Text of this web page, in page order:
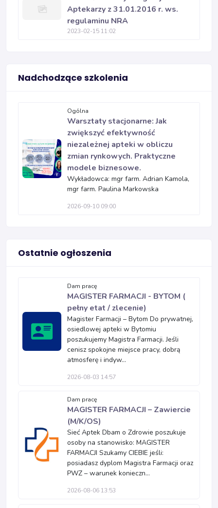
Aptekarzy z 31.01.2016 r. ws.
regulaminu NRA
2023-02-15 11:02
Nadchodzące szkolenia
Ogólna
Warsztaty stacjonarne: Jak
zwiększyć efektywność
niezależnej apteki w obliczu
zmian rynkowych. Praktyczne
modele biznesowe.
Wykładowca: mgr farm. Adrian Kamola,
mgr farm. Paulina Markowska
2026-09-10 09:00
Ostatnie ogłoszenia
Dam pracę
MAGISTER FARMACJI - BYTOM (
pełny etat / zlecenie)
Magister Farmacji – Bytom Do prywatnej,
osiedlowej apteki w Bytomiu
poszukujemy Magistra Farmacji. Jeśli
cenisz spokojne miejsce pracy, dobrą
atmosferę i indyw...
2026-08-03 14:57
Dam pracę
MAGISTER FARMACJI – Zawiercie
(M/K/OS)
Sieć Aptek Dbam o Zdrowie poszukuje
osoby na stanowisko: MAGISTER
FARMACJI Szukamy CIEBIE jeśli:
posiadasz dyplom Magistra Farmacji oraz
PWZ – warunek konieczn...
2026-08-06 13:53